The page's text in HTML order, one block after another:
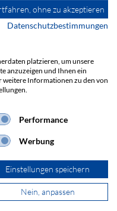
Datenschutz
Alle Rechte vorbehalten.
ohne zu akzeptieren
Datenschutzbestimmungen
platzieren, um unsere
anzuzeigen und Ihnen ein
weitere Informationen zu den von
Performance
Werbung
Einstellungen speichern
Nein, anpassen